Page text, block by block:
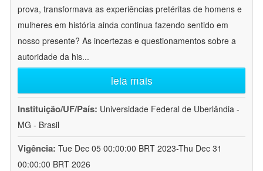
prova, transformava as experiências pretéritas de homens e
mulheres em história ainda continua fazendo sentido em
nosso presente? As incertezas e questionamentos sobre a
autoridade da his...
leia mais
Instituição/UF/País: Universidade Federal de Uberlândia -
MG - Brasil
Vigência: Tue Dec 05 00:00:00 BRT 2023-Thu Dec 31
00:00:00 BRT 2026